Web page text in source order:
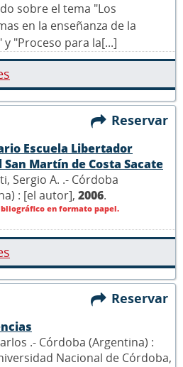
sobre el tema "Los
en la enseñanza de la
y "Proceso para la[...]
Reservar
Escuela Libertador
San Martín de Costa Sacate
Sergio A. .- Córdoba
: [el autor], 2006.
en formato papel.
Reservar
.- Córdoba (Argentina) :
Nacional de Córdoba,